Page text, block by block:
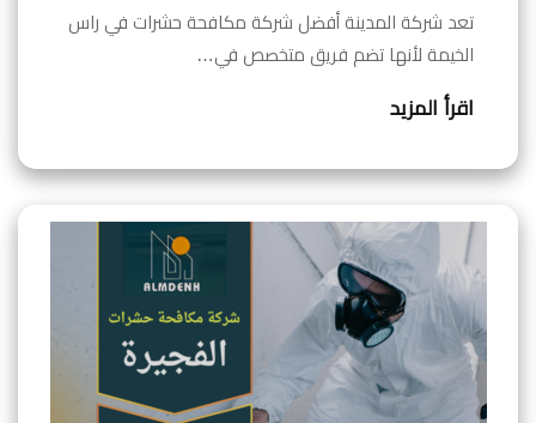
تعد شركة المدينة أفضل شركة مكافحة حشرات في راس
الخيمة لأنها تضم فريق متخصص في…
اقرأ المزيد